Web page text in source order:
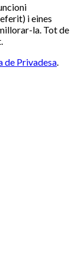
i eines
la. Tot de
de Privadesa